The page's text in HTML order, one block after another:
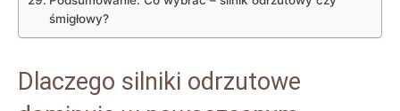
śmigłowy?
Dlaczego silniki⁣ odrzutowe